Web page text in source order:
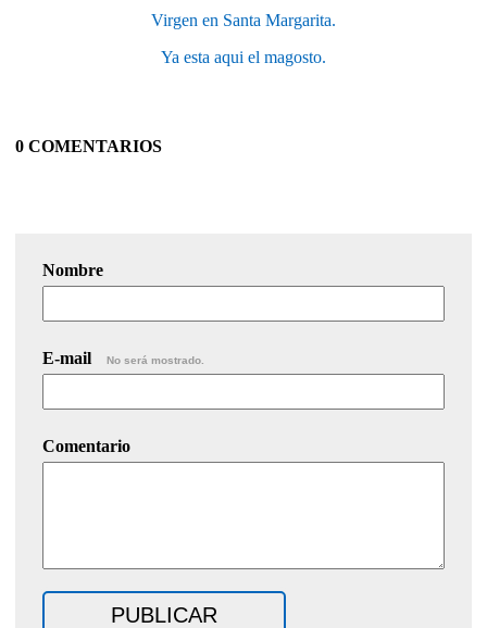
Virgen en Santa Margarita.
Ya esta aqui el magosto.
0 COMENTARIOS
Nombre
E-mail No será mostrado.
Comentario